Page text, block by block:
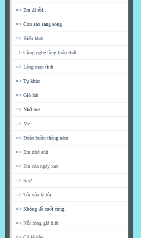
=> Em đi rồi..
=> Con sáo sang sông
=> Biển khơi
=> Cùng nghe lòng thổn thức
=> Lãng mạn tình
=> Tự khúc
=> Gió hát
=> Nhớ mẹ
=> Mẹ
=> Đoản buồn tháng năm
=> Em nhớ anh
=> Em của ngày xưa
=> Say!
=> Tôi vẫn là tôi
=> Không đề cuối cùng
=> Nỗi lòng giã biệt